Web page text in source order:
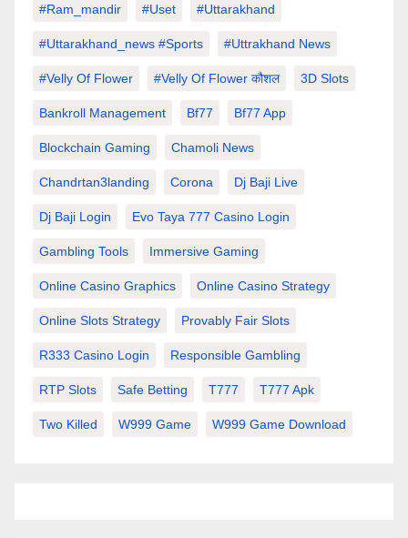
#Ram_mandir #uset #uttarakhand
#Uttarakhand_news #sports #Uttrakhand News
#velly Of Flower #velly Of Flower कौशल 3D Slots
Bankroll Management Bf77 Bf77 App
Blockchain Gaming Chamoli News
Chandrtan3landing Corona Dj Baji Live
Dj Baji Login Evo Taya 777 Casino Login
Gambling Tools Immersive Gaming
Online Casino Graphics Online Casino Strategy
Online Slots Strategy Provably Fair Slots
R333 Casino Login Responsible Gambling
RTP Slots Safe Betting T777 T777 Apk
Two Killed W999 Game W999 Game Download